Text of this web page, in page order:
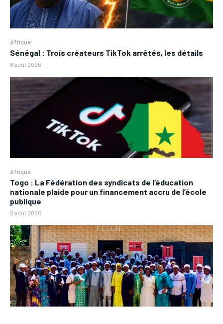
Afrique
Sénégal : Trois créateurs TikTok arrêtés, les détails
8 août 2026
Afrique
Togo : La Fédération des syndicats de l’éducation
nationale plaide pour un financement accru de l’école
publique
8 août 2026